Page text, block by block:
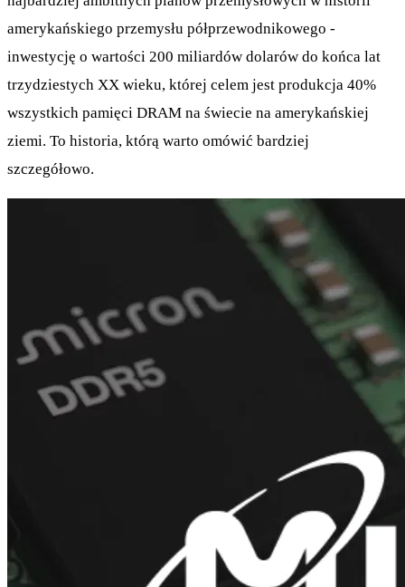
amerykańskiego przemysłu półprzewodnikowego -
inwestycję o wartości 200 miliardów dolarów do końca lat
trzydziestych XX wieku, której celem jest produkcja 40%
wszystkich pamięci DRAM na świecie na amerykańskiej
ziemi. To historia, którą warto omówić bardziej
szczegółowo.